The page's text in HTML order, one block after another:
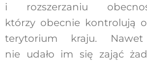
i rozszerzaniu
którzy obecnie kontrolują
terytorium kraju.
nie udało im się zająć